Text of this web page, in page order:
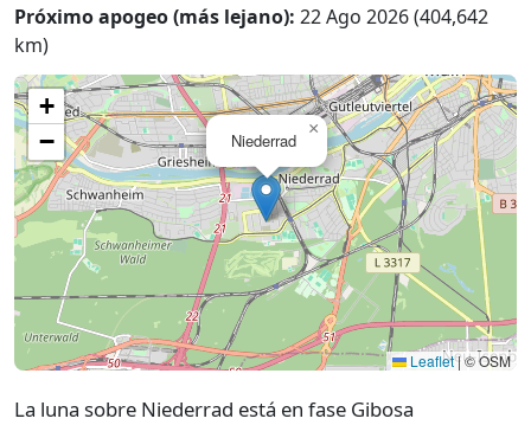
Próximo apogeo (más lejano): 22 Ago 2026 (404,642
km)
Niederrad
×
+
−
Leaflet|© OSM
La luna sobre Niederrad está en fase Gibosa